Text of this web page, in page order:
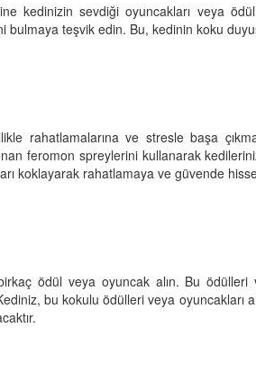
kedinizin sevdiği oyuncakları veya
bulmaya teşvik edin. Bu, kedinin koku
rahatlamalarına ve stresle başa
feromon spreylerini kullanarak
koklayarak rahatlamaya ve güvende
ödül veya oyuncak alın. Bu ödülleri
bu kokulu ödülleri veya oyuncakları